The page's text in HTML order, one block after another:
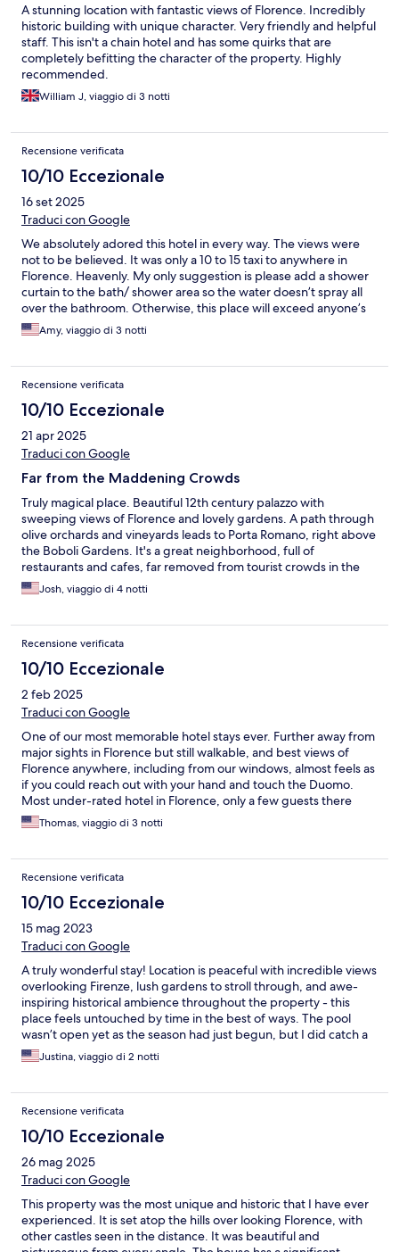
A stunning location with fantastic views of Florence. Incredibly
historic building with unique character. Very friendly and helpful
staff. This isn't a chain hotel and has some quirks that are
completely befitting the character of the property. Highly
recommended.
William J, viaggio di 3 notti
Recensione verificata
10/10 Eccezionale
16 set 2025
Traduci con Google
We absolutely adored this hotel in every way. The views were
not to be believed. It was only a 10 to 15 taxi to anywhere in
Florence. Heavenly. My only suggestion is please add a shower
curtain to the bath/ shower area so the water doesn’t spray all
over the bathroom. Otherwise, this place will exceed anyone’s
expectations and dreams! GRATZI!
Amy, viaggio di 3 notti
Recensione verificata
10/10 Eccezionale
21 apr 2025
Traduci con Google
Far from the Maddening Crowds
Truly magical place. Beautiful 12th century palazzo with
sweeping views of Florence and lovely gardens. A path through
olive orchards and vineyards leads to Porta Romano, right above
the Boboli Gardens. It's a great neighborhood, full of
restaurants and cafes, far removed from tourist crowds in the
center of the city. Service is gracious, understated. About half
dozen of the most friendly cats in the world live there - and will
Josh, viaggio di 4 notti
Recensione verificata
10/10 Eccezionale
2 feb 2025
Traduci con Google
One of our most memorable hotel stays ever. Further away from
major sights in Florence but still walkable, and best views of
Florence anywhere, including from our windows, almost feels as
if you could reach out with your hand and touch the Duomo.
Most under-rated hotel in Florence, only a few guests there
during our trip during low season in January, but this made it
feel like our own private villa. 700 year old building, creaky
cooking class!
Thomas, viaggio di 3 notti
Recensione verificata
10/10 Eccezionale
15 mag 2023
Traduci con Google
A truly wonderful stay! Location is peaceful with incredible views
overlooking Firenze, lush gardens to stroll through, and awe-
inspiring historical ambience throughout the property - this
place feels untouched by time in the best of ways. The pool
wasn’t open yet as the season had just begun, but I did catch a
glimpse of it and it looked very inviting. Breakfast was quite
nice, plenty to choose from and all items very fresh and flavorful.
have some comfortable outdoor seating in the garden areas; it
would have been lovely to have been able to sit/lounge outside
with a book (and the friendly resident cats). Hoping to return
next spring, thanks for a delightful visit!
Justina, viaggio di 2 notti
Recensione verificata
10/10 Eccezionale
26 mag 2025
Traduci con Google
This property was the most unique and historic that I have ever
experienced. It is set atop the hills over looking Florence, with
other castles seen in the distance. It was beautiful and